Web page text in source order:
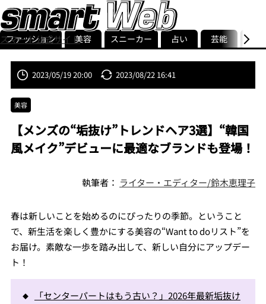
スマート公式サイト
smart最新号
記事一覧ランキング
ストリ
ファッション 美容 スニーカー 占い 芸能 グル
2023/05/19 20:00 2023/08/22 16:41
美容
【メンズの“垢抜け”トレンドヘア3選】“韓国
風メイク”デビューに最適なブランドも登場！
執筆者： ライター・エディター/鈴木恵理子
春は新しいことを始めるのにぴったりの季節。ということ
で、新生活を楽しく豊かにする美容の“Want to doリスト”を
お届け。素敵な一歩を踏み出して、新しい自分にアップデー
ト！
「センターパートはもう古い？」2026年最新垢抜け